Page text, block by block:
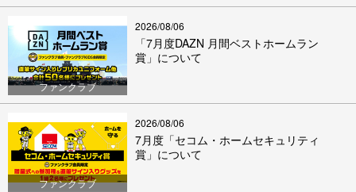
ファンクラブ
2026/08/06
「7月度DAZN 月間ベストホームラン
賞」について
ファンクラブ
2026/08/06
7月度「セコム・ホームセキュリティ
賞」について